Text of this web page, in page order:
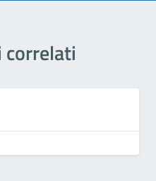
correlati